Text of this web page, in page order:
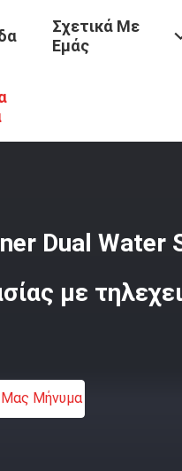
Σχετικά Με
Εμάς
Παραθύρων Ρομπότ
Dual Water
με
Μας Μήνυμα